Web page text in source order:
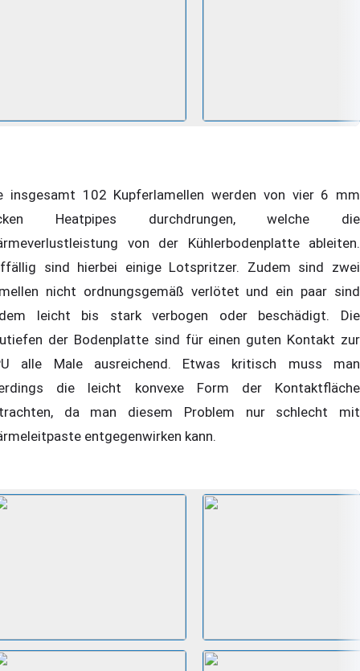
insgesamt 102 Kupferlamellen werden von vier 6 mm
Heatpipes durchdrungen, welche die
von der Kühlerbodenplatte ableiten.
sind hierbei einige Lotspritzer. Zudem sind zwei
nicht ordnungsgemäß verlötet und ein paar sind
leicht bis stark verbogen oder beschädigt. Die
der Bodenplatte sind für einen guten Kontakt zur
alle Male ausreichend. Etwas kritisch muss man
die leicht konvexe Form der Kontaktfläche
da man diesem Problem nur schlecht mit
entgegenwirken kann.